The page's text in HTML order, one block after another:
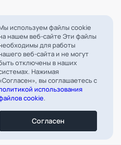
дня
д. 16,
используем файлы cookie
нашем веб-сайте Эти файлы
для работы
веб-сайта и не могут
отключены в наших
Нажимая
вы соглашаетесь с
использования
cookie.
Согласен